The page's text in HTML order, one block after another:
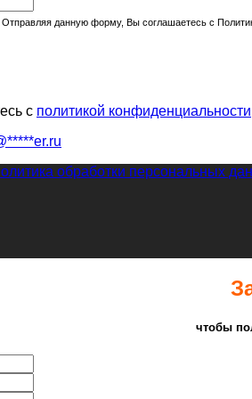
Отправляя данную форму, Вы соглашаетесь с
с политикой конфиденциальности
*****er.ru
обработки персональных
чтобы